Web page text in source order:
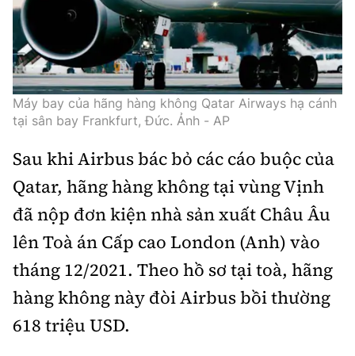
Tổng biên tập:Nguyễn Thị Hồng Nga
Phó Tổng biên tập:Nguyễn Sơn Tùng,
Nguyễn Đức Thắng, La Đức Hùng
Hotline:
0901 514 799
Quảng cáo và Phát hành:
0915 057 282
Cấm sao chép dưới mọi hình thức nếu không có sự
chấp thuận bằng văn bản.
Thông tin tòa
soạn
Máy bay của hãng hàng không Qatar Airways hạ cánh
tại sân bay Frankfurt, Đức. Ảnh - AP
Sau khi Airbus bác bỏ các cáo buộc của
Qatar, hãng hàng không tại vùng Vịnh
đã nộp đơn kiện nhà sản xuất Châu Âu
lên Toà án Cấp cao London (Anh) vào
tháng 12/2021. Theo hồ sơ tại toà, hãng
hàng không này đòi Airbus bồi thường
618 triệu USD.